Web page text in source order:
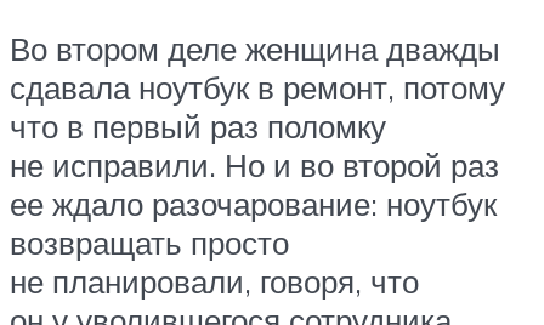
Во втором деле женщина дважды
сдавала ноутбук в ремонт, потому
что в первый раз поломку
не исправили. Но и во второй раз
ее ждало разочарование: ноутбук
возвращать просто
не планировали, говоря, что